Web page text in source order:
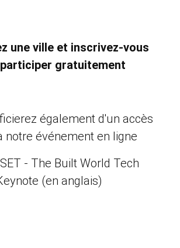
une ville et inscrivez-vous
gratuitement
également d'un accès
notre événement en ligne
- The Built World Tech
(en anglais)